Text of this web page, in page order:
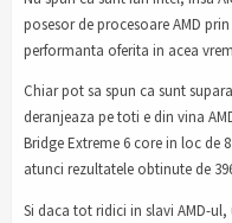
posesor de procesoare AMD
performanta oferita in acea
Chiar pot sa spun ca sunt
deranjeaza pe toti e din vina
Bridge Extreme 6 core in loc de
atunci rezultatele obtinute de
Si daca tot ridici in slavi AMD-